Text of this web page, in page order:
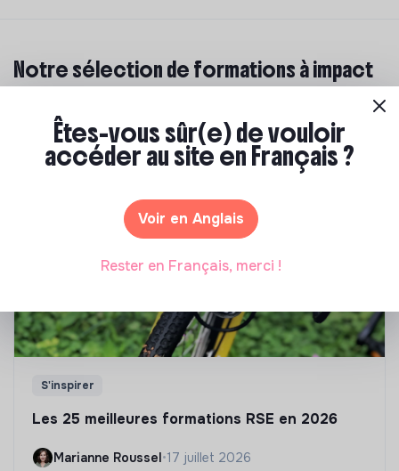
Notre sélection de formations à impact
commencer ? Pas de panique, on te propose une
sélection de formations aux métiers de la transition
écologique et solidaire !
S'inspirer
Les 25 meilleures formations RSE en 2026
Marianne Roussel•17 juillet 2026
Êtes-vous sûr(e) de vouloir
accéder au site en Français ?
Voir en Anglais
Rester en Français, merci !